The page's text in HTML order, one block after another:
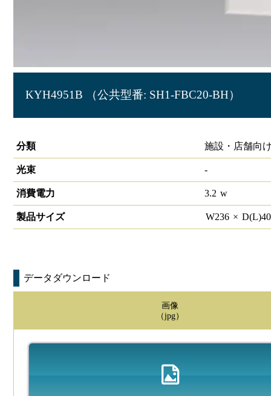
KYH4951B （公共型番: SH1-FBC20-BH）
分類
施設・店舗向
光束 -
消費電力 3.2 w
製品サイズ W236 × D(L)
データダウンロード
画像
（jpg）